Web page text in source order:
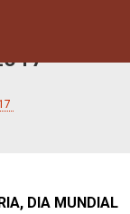
DIA MUNDIAL